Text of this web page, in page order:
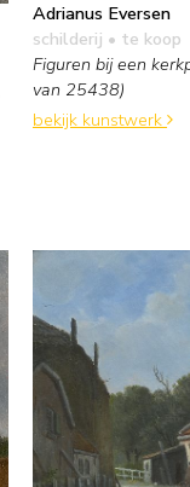
Adrianus Eversen
schilderij • te koop
Figuren bij een
van 25438)
bekijk kunstwerk